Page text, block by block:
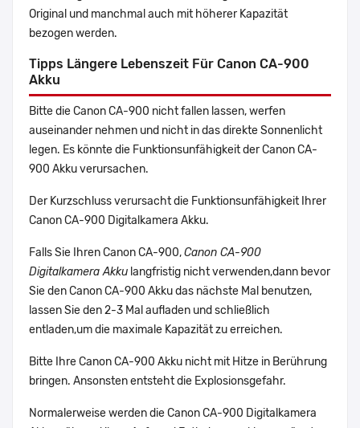
Original und manchmal auch mit höherer Kapazität
bezogen werden.
Tipps Längere Lebenszeit Für Canon CA-900
Akku
Bitte die Canon CA-900 nicht fallen lassen, werfen
auseinander nehmen und nicht in das direkte Sonnenlicht
legen. Es könnte die Funktionsunfähigkeit der Canon CA-
900 Akku verursachen.
Der Kurzschluss verursacht die Funktionsunfähigkeit Ihrer
Canon CA-900 Digitalkamera Akku.
Falls Sie Ihren Canon CA-900,Canon CA-900
Digitalkamera Akku langfristig nicht verwenden,dann bevor
Sie den Canon CA-900 Akku das nächste Mal benutzen,
lassen Sie den 2-3 Mal aufladen und schließlich
entladen,um die maximale Kapazität zu erreichen.
Bitte Ihre Canon CA-900 Akku nicht mit Hitze in Berührung
bringen. Ansonsten entsteht die Explosionsgefahr.
Normalerweise werden die Canon CA-900 Digitalkamera